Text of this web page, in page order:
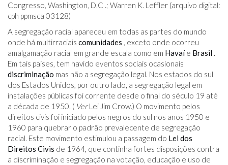
Congresso, Washington, D.C .; Warren K. Leffler (arquivo digital:
cph ppmsca ​​03128)
A segregação racial apareceu em todas as partes do mundo
onde há multirraciais comunidades , exceto onde ocorreu
amalgamação racial em grande escala como em Havaíe Brasil .
Em tais países, tem havido eventos sociais ocasionais
discriminação mas não a segregação legal. Nos estados do sul
dos Estados Unidos, por outro lado, a segregação legal em
instalações públicas foi corrente desde o final do século 19 até
a década de 1950. ( VerLei Jim Crow.) O movimento pelos
direitos civis foi iniciado pelos negros do sul nos anos 1950 e
1960 para quebrar o padrão prevalecente de segregação
racial. Este movimento estimulou a passagem do Lei dos
Direitos Civis de 1964, que continha fortes disposições contra
a discriminação e segregação na votação, educação e uso de